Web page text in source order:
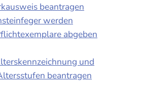
beantragen
werden
abgeben
und
beantragen